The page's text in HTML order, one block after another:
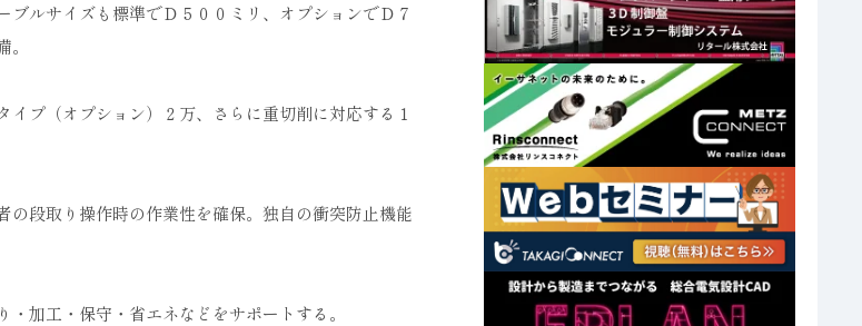
ルサイズも標準でＤ５００ミリ、オプションでＤ７
プ（オプション）２万、さらに重切削に対応する１
段取り操作時の作業性を確保。独自の衝突防止機能
加工・保守・省エネなどをサポートする。